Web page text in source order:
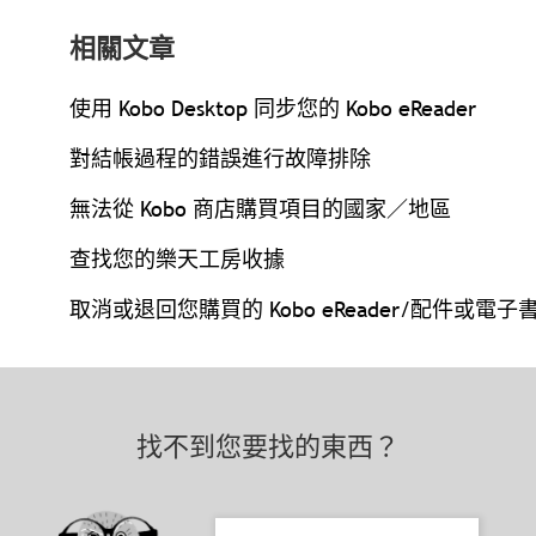
相關文章
使用 Kobo Desktop 同步您的 Kobo eReader
對結帳過程的錯誤進行故障排除
無法從 Kobo 商店購買項目的國家／地區
查找您的樂天工房收據
取消或退回您購買的 Kobo eReader/配件或電子
找不到您要找的東西？